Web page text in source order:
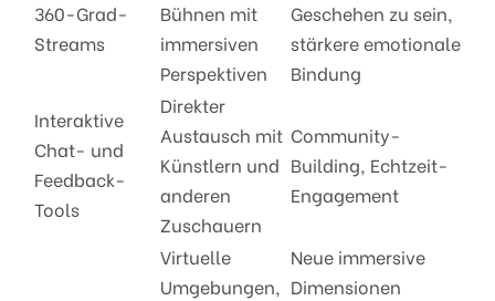
360-Grad-
Streams
Bühnen mit
immersiven
Perspektiven
Geschehen zu sein,
stärkere emotionale
Bindung
Interaktive
Chat- und
Feedback-
Tools
Direkter
Austausch mit
Künstlern und
anderen
Zuschauern
Community-
Building, Echtzeit-
Engagement
Virtuelle
Umgebungen,
Neue immersive
Dimensionen